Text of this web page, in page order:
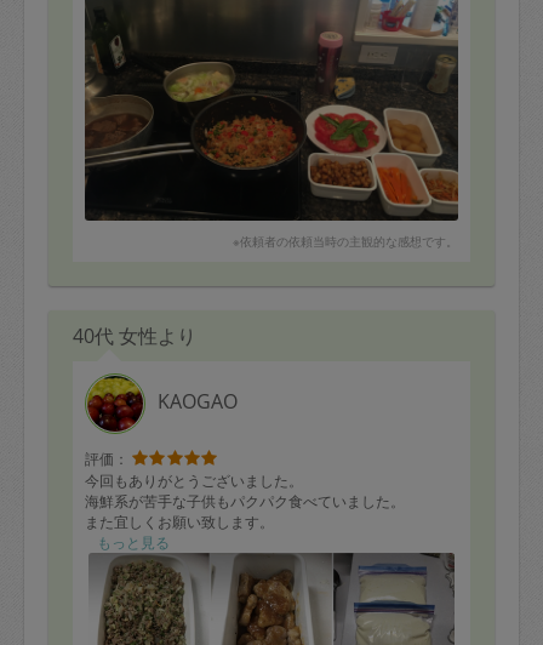
スカジさんから提案いただき、本当によく気がついて先
回りしていろんなことをしてくださいました。
お料理も、事前に打ち合わせしたときに調味料が足りな
かったのを、こちらが買い物に行けないのを見越して持
参いただき、本当に感謝です。
温かなで明るいお人柄が滲み出ており、安心してお任せ
できました。
ピカピカのお部屋で、作り立ての美味しい料理をいただ
き幸せな気分です！
また必ずお願いしたい方です。※依頼者の依頼当時の主観的な感想です。
40代 女性より
KAOGAO
評価：
今回もありがとうございました。
海鮮系が苦手な子供もパクパク食べていました。
また宜しくお願い致します。
もっと見る